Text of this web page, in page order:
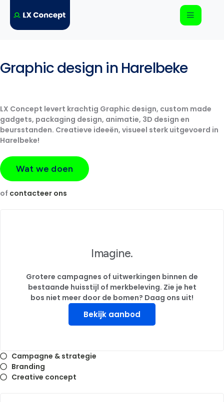
Graphic design in Harelbeke
LX Concept levert krachtig Graphic design, custom made
gadgets, packaging design, animatie, 3D design en
beursstanden. Creatieve ideeën, visueel sterk uitgevoerd in
Harelbeke!
Wat we doen
of contacteer ons
Imagine.
Grotere campagnes of uitwerkingen binnen de
bestaande huisstijl of merkbeleving. Zie je het
bos niet meer door de bomen? Daag ons uit!
Bekijk aanbod
Campagne & strategie
Branding
Creative concept